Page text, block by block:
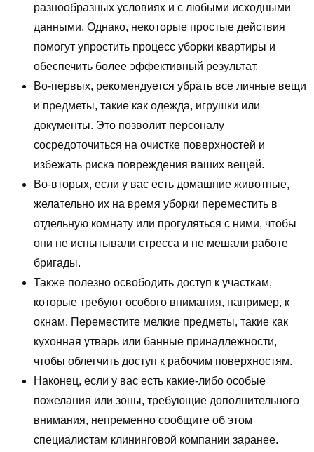
разнообразных условиях и с любыми исходными
данными. Однако, некоторые простые действия
помогут упростить процесс уборки квартиры и
обеспечить более эффективный результат.
Во-первых, рекомендуется убрать все личные вещи
и предметы, такие как одежда, игрушки или
документы. Это позволит персоналу
сосредоточиться на очистке поверхностей и
избежать риска повреждения ваших вещей.
Во-вторых, если у вас есть домашние животные,
желательно их на время уборки переместить в
отдельную комнату или прогуляться с ними, чтобы
они не испытывали стресса и не мешали работе
бригады.
Также полезно освободить доступ к участкам,
которые требуют особого внимания, например, к
окнам. Переместите мелкие предметы, такие как
кухонная утварь или банные принадлежности,
чтобы облегчить доступ к рабочим поверхностям.
Наконец, если у вас есть какие-либо особые
пожелания или зоны, требующие дополнительного
внимания, непременно сообщите об этом
специалистам клининговой компании заранее.